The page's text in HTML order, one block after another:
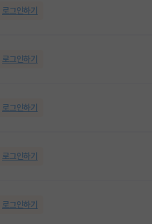
로그인하기
로그인하기
로그인하기
로그인하기
로그인하기